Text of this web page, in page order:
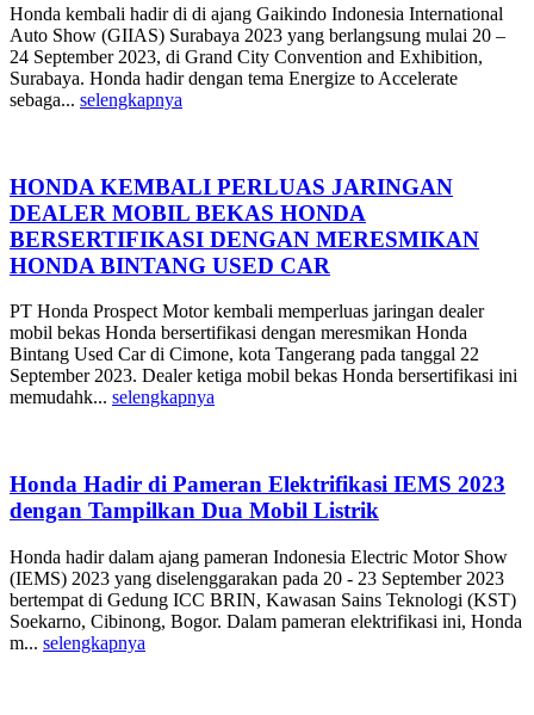
Honda kembali hadir di di ajang Gaikindo Indonesia International
Auto Show (GIIAS) Surabaya 2023 yang berlangsung mulai 20 –
24 September 2023, di Grand City Convention and Exhibition,
Surabaya. Honda hadir dengan tema Energize to Accelerate
sebaga... selengkapnya
HONDA KEMBALI PERLUAS JARINGAN
DEALER MOBIL BEKAS HONDA
BERSERTIFIKASI DENGAN MERESMIKAN
HONDA BINTANG USED CAR
PT Honda Prospect Motor kembali memperluas jaringan dealer
mobil bekas Honda bersertifikasi dengan meresmikan Honda
Bintang Used Car di Cimone, kota Tangerang pada tanggal 22
September 2023. Dealer ketiga mobil bekas Honda bersertifikasi ini
memudahk... selengkapnya
Honda Hadir di Pameran Elektrifikasi IEMS 2023
dengan Tampilkan Dua Mobil Listrik
Honda hadir dalam ajang pameran Indonesia Electric Motor Show
(IEMS) 2023 yang diselenggarakan pada 20 - 23 September 2023
bertempat di Gedung ICC BRIN, Kawasan Sains Teknologi (KST)
Soekarno, Cibinong, Bogor. Dalam pameran elektrifikasi ini, Honda
m... selengkapnya